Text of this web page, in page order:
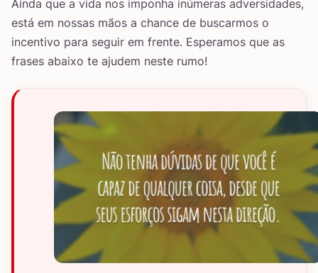
Ainda que a vida nos imponha inúmeras adversidades,
está em nossas mãos a chance de buscarmos o
incentivo para seguir em frente. Esperamos que as
frases abaixo te ajudem neste rumo!